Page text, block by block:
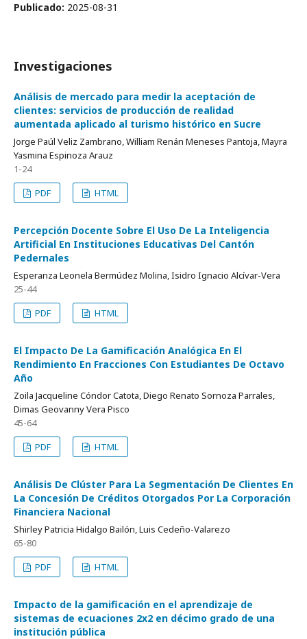
Publicado: 2025-08-31
Investigaciones
Análisis de mercado para medir la aceptación de
clientes: servicios de producción de realidad
aumentada aplicado al turismo histórico en Sucre
Jorge Paúl Veliz Zambrano, William Renán Meneses Pantoja, Mayra
Yasmina Espinoza Arauz
1-24
PDF
HTML
Percepción Docente Sobre El Uso De La Inteligencia
Artificial En Instituciones Educativas Del Cantón
Pedernales
Esperanza Leonela Bermúdez Molina, Isidro Ignacio Alcívar-Vera
25-44
PDF
HTML
El Impacto De La Gamificación Analógica En El
Rendimiento En Fracciones Con Estudiantes De Octavo
Año
Zoila Jacqueline Cóndor Catota, Diego Renato Sornoza Parrales,
Dimas Geovanny Vera Pisco
45-64
PDF
HTML
Análisis De Clúster Para La Segmentación De Clientes En
La Concesión De Créditos Otorgados Por La Corporación
Financiera Nacional
Shirley Patricia Hidalgo Bailón, Luis Cedeño-Valarezo
65-80
PDF
HTML
Impacto de la gamificación en el aprendizaje de
sistemas de ecuaciones 2x2 en décimo grado de una
institución pública